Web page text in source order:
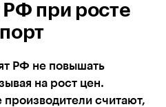
при росте
РФ не повышать
на рост цен.
считают,